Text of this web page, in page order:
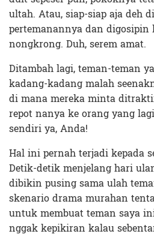
ultah. Atau, siap-siap aja deh
pertemanannya dan
nongkrong. Duh, serem amat.
Ditambah lagi, teman-teman
kadang-kadang malah
di mana mereka minta
repot nanya ke orang yang
sendiri ya, Anda!
Hal ini pernah terjadi kepada
Detik-detik menjelang hari
dibikin pusing sama ulah
skenario drama murahan
untuk membuat teman saya
nggak kepikiran kalau